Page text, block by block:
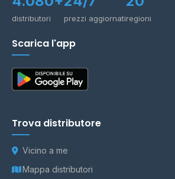
distributori prezzi aggiornatiregioni
Scarica l'app
Trova distributore
Vicino a me
Mappa distributori